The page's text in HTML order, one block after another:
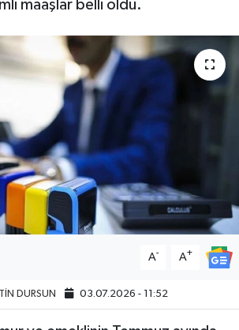
maaşlar belli oldu.
A- A+
DURSUN 03.07.2026 - 11:52